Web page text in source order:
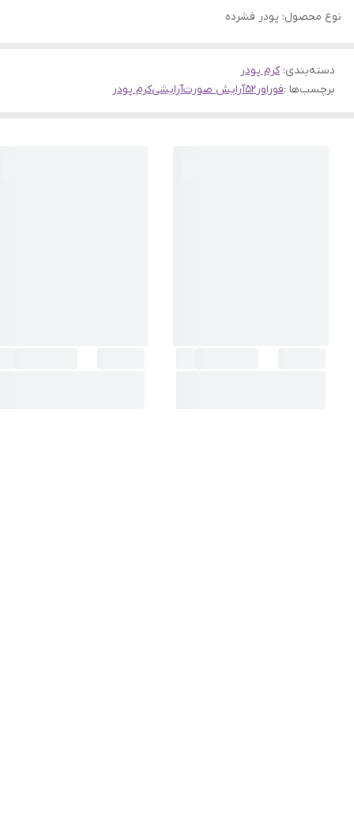
نوع محصول: پودر فشرده
دسته‌بندی:کرم پودر
برچسب‌ها :فوراور52 آرایش صورتآرایشیکرم پودر